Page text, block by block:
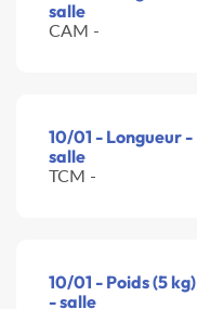
salle
CAM -
10/01 - Longueur -
salle
TCM -
10/01 - Poids (5 kg)
- salle